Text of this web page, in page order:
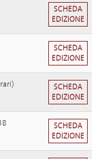
SCHEDA
EDIZIONE
SCHEDA
EDIZIONE
SCHEDA
EDIZIONE
SCHEDA
EDIZIONE